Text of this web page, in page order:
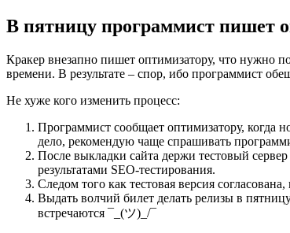
В пятницу программист пишет
Кракер внезапно пишет оптимизатору, что нужно
времени. В результате – спор, ибо программист
Не хуже кого изменить процесс:
Программист сообщает оптимизатору, когда
дело, рекомендую чаще спрашивать
После выкладки сайта держи тестовый
результатами SEO-тестирования.
Следом того как тестовая версия
Выдать волчий билет делать релизы в
встречаются ¯_(ツ)_/¯